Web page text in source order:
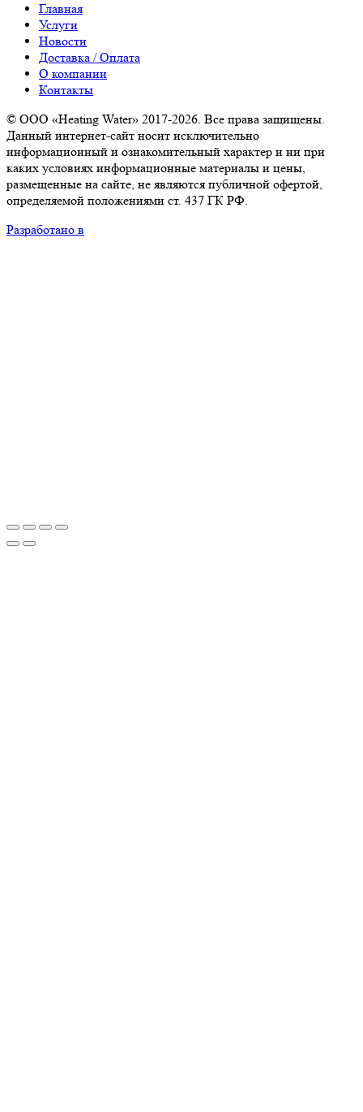
Главная
Услуги
Новости
Доставка / Оплата
О компании
Контакты
© ООО «Heating Water» 2017-2026. Все права защищены.
Данный интернет-сайт носит исключительно
информационный и ознакомительный характер и ни при
каких условиях информационные материалы и цены,
размещенные на сайте, не являются публичной офертой,
определяемой положениями ст. 437 ГК РФ.
Разработано в